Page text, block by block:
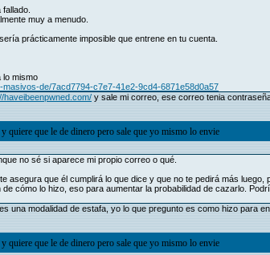
muy a menudo.
prácticamente imposible que entrene en tu cuenta.
lo mismo
de/7acd7794-c7e7-41e2-9cd4-6871e58d0a57
haveibeenpwned.com/ y sale mi correo, ese correo tenia
quiere que le de dinero pero sale que yo mismo lo envie
no sé si aparece mi propio correo o qué.
que él cumplirá lo que dice y que no te pedirá más
cómo lo hizo, eso para aumentar la probabilidad de cazarlo.
una modalidad de estafa, yo lo que pregunto es como hizo para
quiere que le de dinero pero sale que yo mismo lo envie